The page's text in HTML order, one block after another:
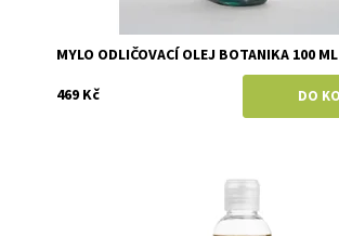
MYLO ODLIČOVACÍ OLEJ BOTANIKA 100 ML
469 Kč
Nobilis Tilia